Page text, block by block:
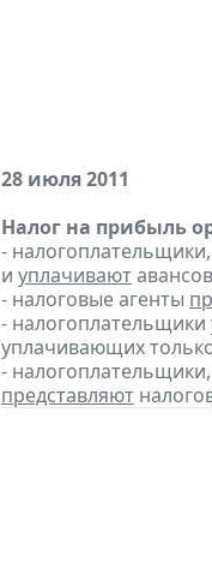
28 июля 2011
Налог на прибыль
-
и уплачивают
- налоговые агенты
- налогоплательщики
уплачивающих
-
представляют